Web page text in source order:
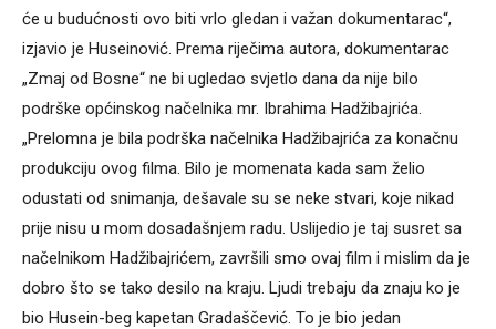
će u budućnosti ovo biti vrlo gledan i važan dokumentarac“,
izjavio je Huseinović. Prema riječima autora, dokumentarac
„Zmaj od Bosne“ ne bi ugledao svjetlo dana da nije bilo
podrške općinskog načelnika mr. Ibrahima Hadžibajrića.
„Prelomna je bila podrška načelnika Hadžibajrića za konačnu
produkciju ovog filma. Bilo je momenata kada sam želio
odustati od snimanja, dešavale su se neke stvari, koje nikad
prije nisu u mom dosadašnjem radu. Uslijedio je taj susret sa
načelnikom Hadžibajrićem, završili smo ovaj film i mislim da je
dobro što se tako desilo na kraju. Ljudi trebaju da znaju ko je
bio Husein-beg kapetan Gradaščević. To je bio jedan